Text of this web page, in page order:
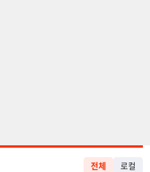
전체 로컬